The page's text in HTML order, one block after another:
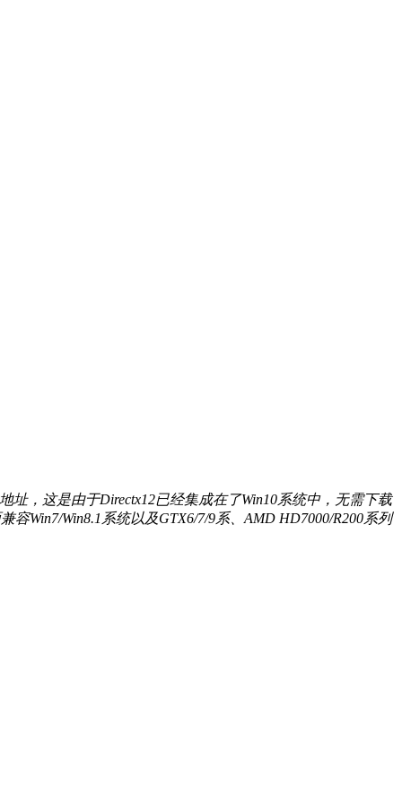
，这是由于Directx12已经集成在了Win10系统中，无需下载
Win7/Win8.1系统以及GTX6/7/9系、AMD HD7000/R200系列